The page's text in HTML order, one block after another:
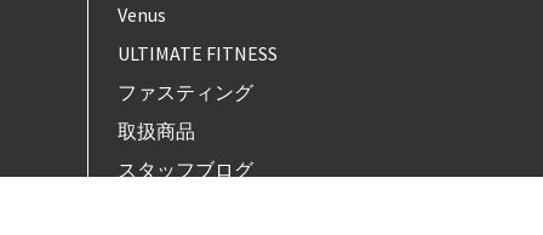
Venus
ULTIMATE FITNESS
ファスティング
取扱商品
スタッフブログ